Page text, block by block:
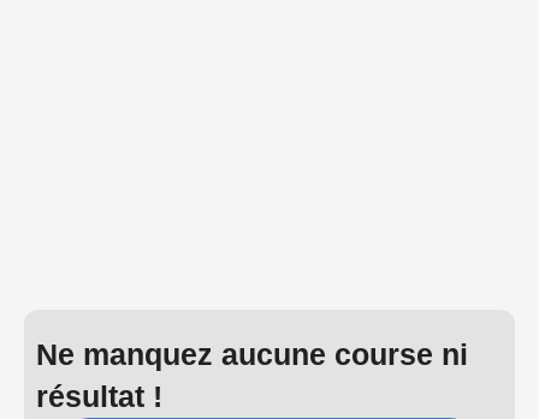
Ne manquez aucune course ni
résultat !